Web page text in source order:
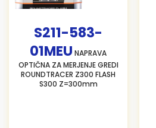
S211-583-
01MEU NAPRAVA
OPTIČNA ZA MERJENJE GREDI
ROUNDTRACER Z300 FLASH
S300 Z=300mm